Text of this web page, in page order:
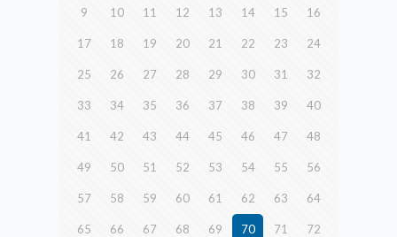
9 10 11 12 13 14 15 16
17 18 19 20 21 22 23 24
25 26 27 28 29 30 31 32
33 34 35 36 37 38 39 40
41 42 43 44 45 46 47 48
49 50 51 52 53 54 55 56
57 58 59 60 61 62 63 64
65 66 67 68 69 70 71 72